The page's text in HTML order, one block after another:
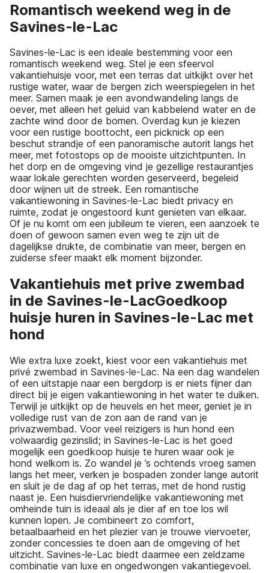
Romantisch weekend weg in de
Savines-le-Lac
Savines-le-Lac is een ideale bestemming voor een
romantisch weekend weg. Stel je een sfeervol
vakantiehuisje voor, met een terras dat uitkijkt over het
rustige water, waar de bergen zich weerspiegelen in het
meer. Samen maak je een avondwandeling langs de
oever, met alleen het geluid van kabbelend water en de
zachte wind door de bomen. Overdag kun je kiezen
voor een rustige boottocht, een picknick op een
beschut strandje of een panoramische autorit langs het
meer, met fotostops op de mooiste uitzichtpunten. In
het dorp en de omgeving vind je gezellige restaurantjes
waar lokale gerechten worden geserveerd, begeleid
door wijnen uit de streek. Een romantische
vakantiewoning in Savines-le-Lac biedt privacy en
ruimte, zodat je ongestoord kunt genieten van elkaar.
Of je nu komt om een jubileum te vieren, een aanzoek te
doen of gewoon samen even weg te zijn uit de
dagelijkse drukte, de combinatie van meer, bergen en
zuiderse sfeer maakt elk moment bijzonder.
Vakantiehuis met prive zwembad
in de Savines-le-LacGoedkoop
huisje huren in Savines-le-Lac met
hond
Wie extra luxe zoekt, kiest voor een vakantiehuis met
privé zwembad in Savines-le-Lac. Na een dag wandelen
of een uitstapje naar een bergdorp is er niets fijner dan
direct bij je eigen vakantiewoning in het water te duiken.
Terwijl je uitkijkt op de heuvels en het meer, geniet je in
volledige rust van de zon aan de rand van je
privazwembad. Voor veel reizigers is hun hond een
volwaardig gezinslid; in Savines-le-Lac is het goed
mogelijk een goedkoop huisje te huren waar ook je
hond welkom is. Zo wandel je ’s ochtends vroeg samen
langs het meer, verken je bospaden zonder lange autorit
en sluit je de dag af op het terras, met de hond rustig
naast je. Een huisdiervriendelijke vakantiewoning met
omheinde tuin is ideaal als je dier af en toe los wil
kunnen lopen. Je combineert zo comfort,
betaalbaarheid en het plezier van je trouwe viervoeter,
zonder concessies te doen aan de omgeving of het
uitzicht. Savines-le-Lac biedt daarmee een zeldzame
combinatie van luxe en ongedwongen vakantiegevoel.